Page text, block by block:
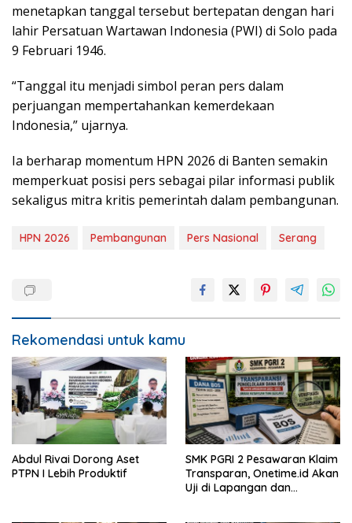
menetapkan tanggal tersebut bertepatan dengan hari
lahir Persatuan Wartawan Indonesia (PWI) di Solo pada
9 Februari 1946.
“Tanggal itu menjadi simbol peran pers dalam
perjuangan mempertahankan kemerdekaan
Indonesia,” ujarnya.
Ia berharap momentum HPN 2026 di Banten semakin
memperkuat posisi pers sebagai pilar informasi publik
sekaligus mitra kritis pemerintah dalam pembangunan.
HPN 2026 Pembangunan Pers Nasional Serang
Rekomendasi untuk kamu
Abdul Rivai Dorong Aset
PTPN I Lebih Produktif
SMK PGRI 2 Pesawaran Klaim
Transparan, Onetime.id Akan
Uji di Lapangan dan